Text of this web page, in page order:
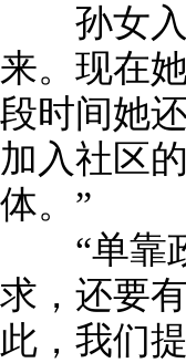
孙女入
来。现在
段时间她
加入社区
体。”
“单靠政
求，还要
此，我们